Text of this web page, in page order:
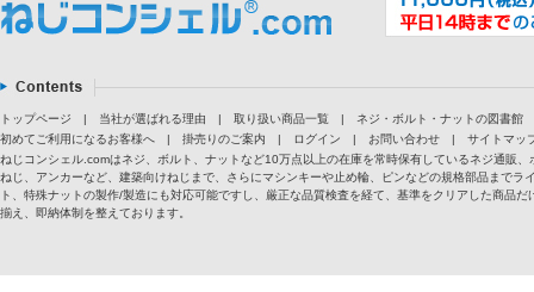
トップページ | 当社が選ばれる理由 | 取り扱い商品一覧 |
ネジ・ボルト・ナットの図書館
初めてご利用になるお客様へ
| 掛売りのご案内 | ログイン | お問い合わせ |
サイトマッ
ねじコンシェル.comはネジ、ボルト、ナットなど10万点以上の在庫を常時保有しているネジ通販
ねじ、アンカーなど、建築向けねじまで、さらにマシンキーや止め輪、ピンなどの規格部品まで
ト、特殊ナットの製作/製造にも対応可能ですし、厳正な品質検査を経て、基準をクリアした商品
揃え、即納体制を整えております。